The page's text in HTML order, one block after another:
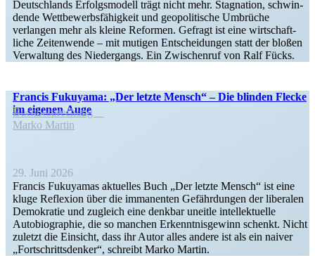
Deutsch­lands Erfolgs­modell trägt nicht mehr. Stagnation, schwin­
dende Wettbe­werbs­fä­higkeit und geopo­li­tische Umbrüche
verlangen mehr als kleine Reformen. Gefragt ist eine wirtschaft­
liche Zeiten­wende – mit mutigen Entschei­dungen statt der bloßen
Verwaltung des Nieder­gangs. Ein Zwischenruf von Ralf Fücks.
Francis Fukuyama: „Der letzte Mensch“ – Die blinden Flecke
im eigenen Auge
Buchbe­spre­chung
Marko Martin
29. Juni 2026
Francis Fukuyamas aktuelles Buch „Der letzte Mensch“ ist eine
kluge Reflexion über die immanenten Gefähr­dungen der liberalen
Demokratie und zugleich eine denkbar uneitle intel­lek­tuelle
Autobio­graphie, die so manchen Erkennt­nis­gewinn schenkt. Nicht
zuletzt die Einsicht, dass ihr Autor alles andere ist als ein naiver
„Fortschritts­denker“, schreibt Marko Martin.